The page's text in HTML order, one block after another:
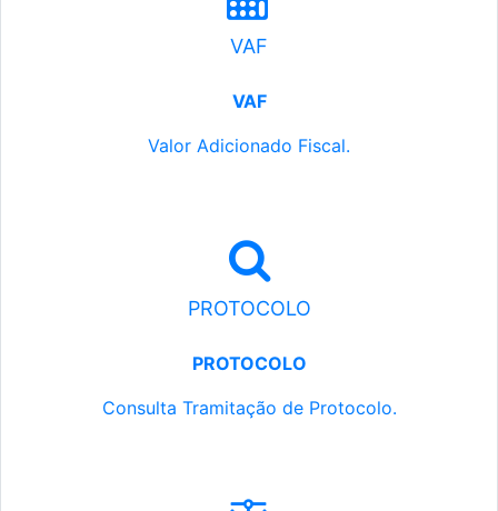
VAF
VAF
Valor Adicionado Fiscal.
PROTOCOLO
PROTOCOLO
Consulta Tramitação de Protocolo.